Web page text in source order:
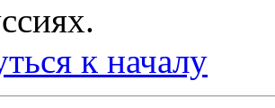
к началу